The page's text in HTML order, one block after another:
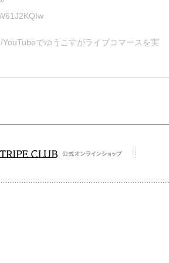
でゆうこすがライブコマースを実